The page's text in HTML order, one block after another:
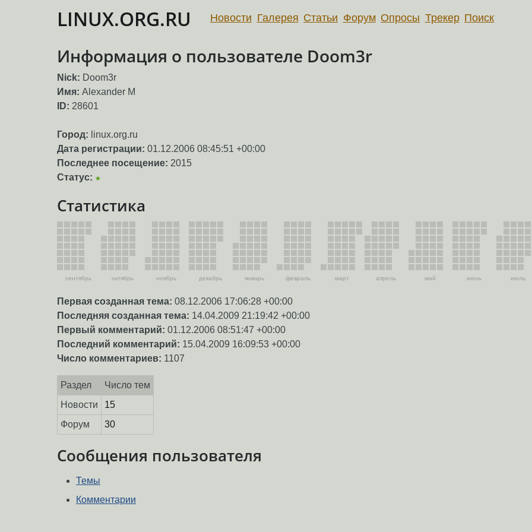
LINUX.ORG.RU Новости Галерея Статьи Форум Опросы Трекер Поиск
Информация о пользователе Doom3r
Nick: Doom3r
Имя: Alexander M
ID: 28601
Город: linux.org.ru
Дата регистрации: 01.12.2006 08:45:51 +00:00
Последнее посещение: 2015
Статус: ★
Статистика
сентябрь октябрь ноябрь декабрь январь февраль март апрель май июнь июль
Первая созданная тема: 08.12.2006 17:06:28 +00:00
Последняя созданная тема: 14.04.2009 21:19:42 +00:00
Первый комментарий: 01.12.2006 08:51:47 +00:00
Последний комментарий: 15.04.2009 16:09:53 +00:00
Число комментариев: 1107
Раздел
Число тем
Новости
15
Форум
30
Сообщения пользователя
Темы
Комментарии